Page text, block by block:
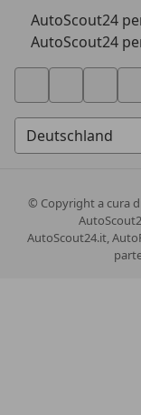
AutoScout24
AutoScout24
© Copyrighta cura
AutoScout24.it,